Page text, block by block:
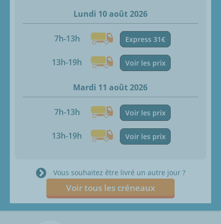
Lundi 10 août 2026
7h-13h Express 31€
13h-19h Voir les prix
Mardi 11 août 2026
7h-13h Voir les prix
13h-19h Voir les prix
Vous souhaitez être livré un autre jour ?
Voir tous les créneaux